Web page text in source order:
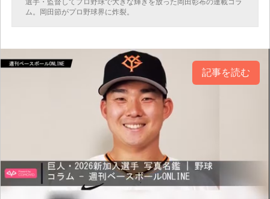
ム。岡田節がプロ野球界に炸裂。
記事を読む